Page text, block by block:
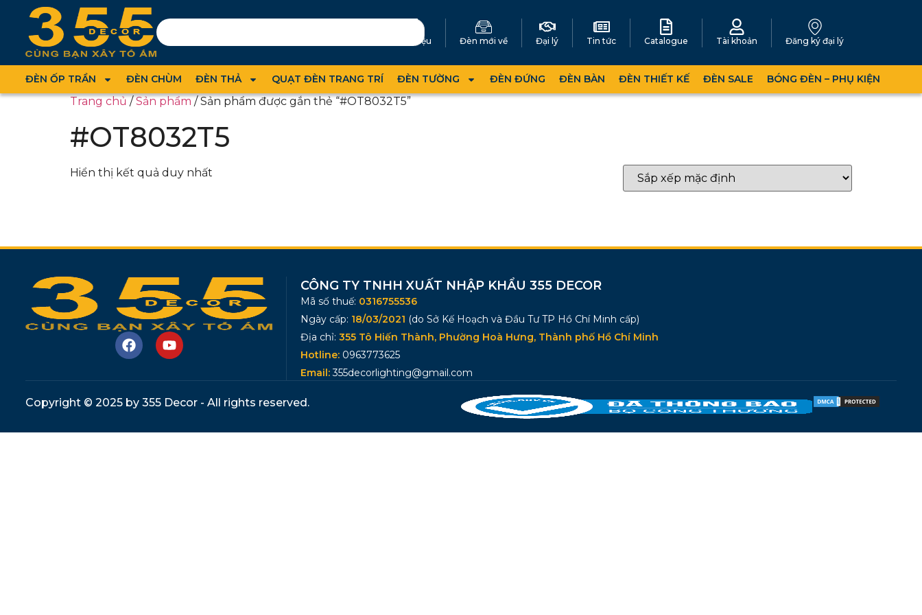
Giới thiệu Đèn mới về Đại lý Tin tức Catalogue Tài khoản Đăng ký đại lý
ĐÈN ỐP TRẦN ĐÈN CHÙM ĐÈN THẢ QUẠT ĐÈN TRANG TRÍ ĐÈN TƯỜNG ĐÈN ĐỨNG ĐÈN BÀN ĐÈN THIẾT KẾ ĐÈN SALE BÓNG ĐÈN – PHỤ KIỆN
Trang chủ/Sản phẩm/ Sản phẩm được gắn thẻ “#OT8032T5”
#OT8032T5
Hiển thị kết quả duy nhất
CÔNG TY TNHH XUẤT NHẬP KHẨU 355 DECOR
Mã số thuế: 0316755536
Ngày cấp: 18/03/2021 (do Sở Kế Hoạch và Đầu Tư TP Hồ Chí Minh cấp)
Địa chỉ: 355 Tô Hiến Thành, Phường Hoà Hưng, Thành phố Hồ Chí Minh
Hotline: 0963773625
Email:355decorlighting@gmail.com
Copyright © 2025 by 355 Decor - All rights reserved.